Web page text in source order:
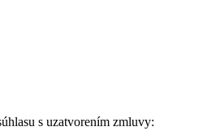
s uzatvorením zmluvy: